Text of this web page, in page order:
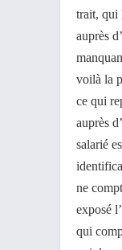
trait, qui
auprès
voilà la
ce qui
auprès
salarié
ne
exposé
qui